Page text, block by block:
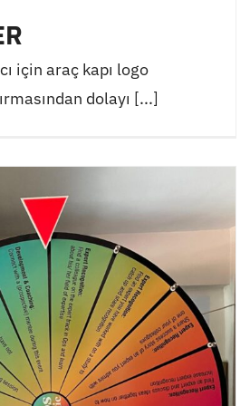
için araç kapı logo
dolayı [...]